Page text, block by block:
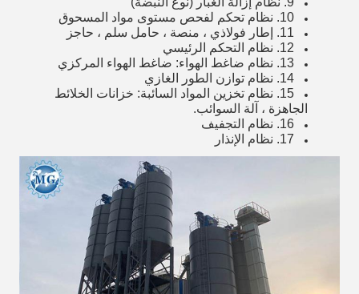
10. نظام تحكم لفحص مستوى مواد المسحوق
11. إطار فولاذي ، منصة ، حامل سلم ، حاجز
12. نظام التحكم الرئيسي
13. نظام ضاغط الهواء: ضاغط الهواء المركزي
14. نظام توازن الطور الغازي
15. نظام تخزين المواد السائبة: خزانات الخلائط
الجاهزة ، آلة السوائب.
16. نظام التجفيف
17. نظام الإنذار